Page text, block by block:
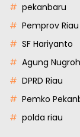
pekanbaru
Pemprov Riau
SF Hariyanto
Agung
DPRD Riau
Pemko
polda riau